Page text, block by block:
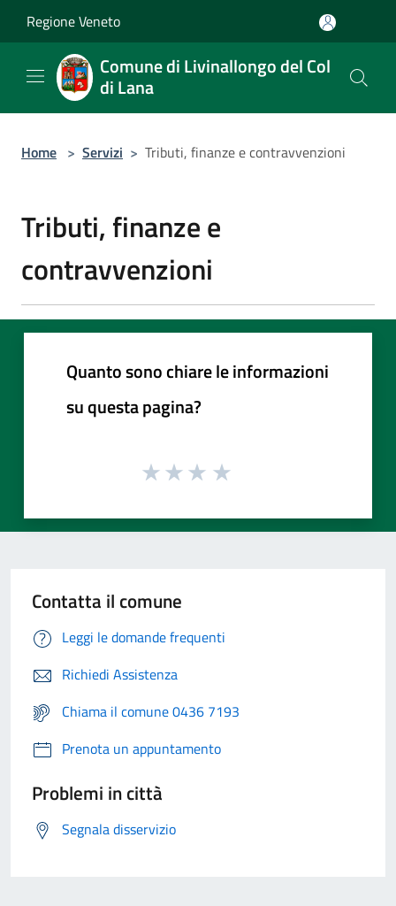
Regione Veneto
Comune di Livinallongo del Col
di Lana
Home > Servizi > Tributi, finanze e contravvenzioni
Tributi, finanze e
contravvenzioni
Quanto sono chiare le informazioni
su questa pagina?
Contatta il comune
Leggi le domande frequenti
Richiedi Assistenza
Chiama il comune 0436 7193
Prenota un appuntamento
Problemi in città
Segnala disservizio